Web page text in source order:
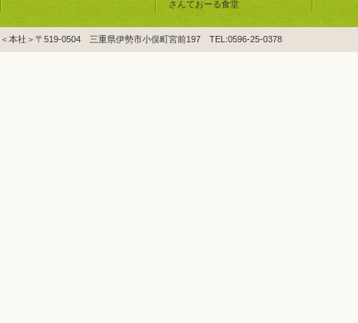
さんておーる食堂
＜本社＞〒519-0504 三重県伊勢市小俣町宮前197 TEL:0596-25-0378